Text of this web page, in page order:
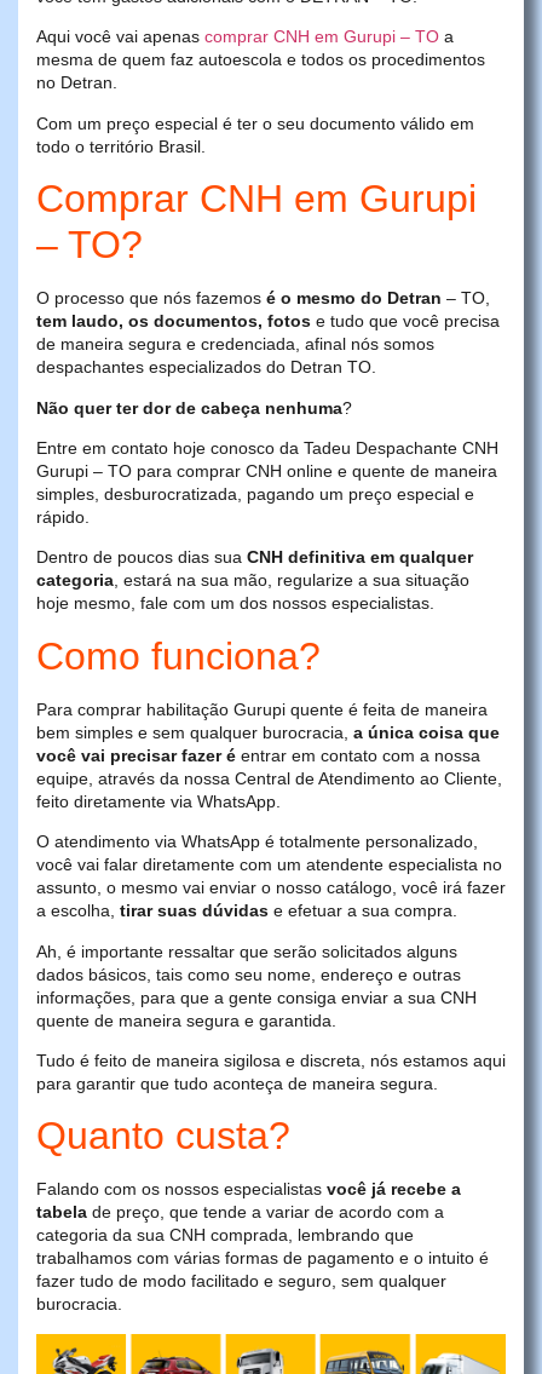
Aqui você vai apenas comprar CNH em Gurupi – TO a
mesma de quem faz autoescola e todos os procedimentos
no Detran.
Com um preço especial é ter o seu documento válido em
todo o território Brasil.
Comprar CNH em Gurupi
– TO?
O processo que nós fazemos é o mesmo do Detran – TO,
tem laudo, os documentos, fotos e tudo que você precisa
de maneira segura e credenciada, afinal nós somos
despachantes especializados do Detran TO.
Não quer ter dor de cabeça nenhuma?
Entre em contato hoje conosco da Tadeu Despachante CNH
Gurupi – TO para comprar CNH online e quente de maneira
simples, desburocratizada, pagando um preço especial e
rápido.
Dentro de poucos dias sua CNH definitiva em qualquer
categoria, estará na sua mão, regularize a sua situação
hoje mesmo, fale com um dos nossos especialistas.
Como funciona?
Para comprar habilitação Gurupi quente é feita de maneira
bem simples e sem qualquer burocracia, a única coisa que
você vai precisar fazer é entrar em contato com a nossa
equipe, através da nossa Central de Atendimento ao Cliente,
feito diretamente via WhatsApp.
O atendimento via WhatsApp é totalmente personalizado,
você vai falar diretamente com um atendente especialista no
assunto, o mesmo vai enviar o nosso catálogo, você irá fazer
a escolha, tirar suas dúvidas e efetuar a sua compra.
Ah, é importante ressaltar que serão solicitados alguns
dados básicos, tais como seu nome, endereço e outras
informações, para que a gente consiga enviar a sua CNH
quente de maneira segura e garantida.
Tudo é feito de maneira sigilosa e discreta, nós estamos aqui
para garantir que tudo aconteça de maneira segura.
Quanto custa?
Falando com os nossos especialistas você já recebe a
tabela de preço, que tende a variar de acordo com a
categoria da sua CNH comprada, lembrando que
trabalhamos com várias formas de pagamento e o intuito é
fazer tudo de modo facilitado e seguro, sem qualquer
burocracia.